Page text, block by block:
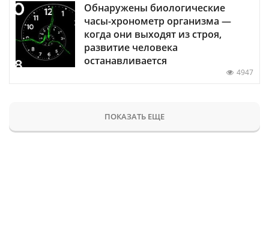
Обнаружены биологические
часы-хронометр организма —
когда они выходят из строя,
развитие человека
останавливается
4947
ПОКАЗАТЬ ЕЩЕ